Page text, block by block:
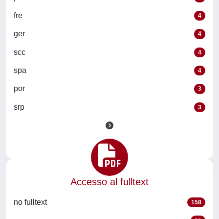
fre 4
ger 4
scc 4
spa 4
por 3
srp 3
Accesso al fulltext
no fulltext 158